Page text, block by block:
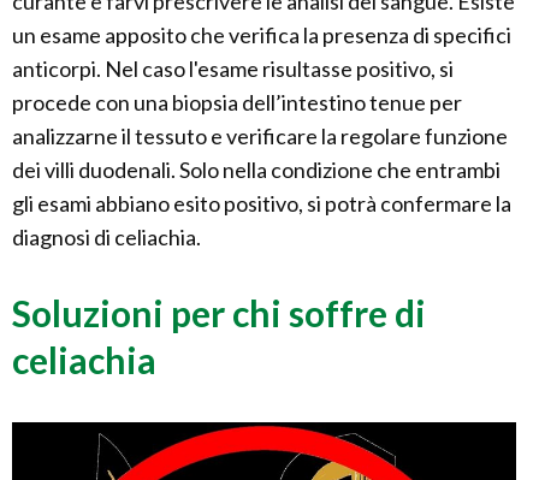
un esame apposito che verifica la presenza di specifici
anticorpi. Nel caso l'esame risultasse positivo, si
procede con una biopsia dell’intestino tenue per
analizzarne il tessuto e verificare la regolare funzione
dei villi duodenali. Solo nella condizione che entrambi
gli esami abbiano esito positivo, si potrà confermare la
diagnosi di celiachia.
Soluzioni per chi soffre di
celiachia